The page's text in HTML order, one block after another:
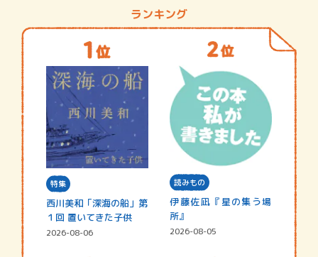
ランキング
特集
西川美和「深海の船」第
１回 置いてきた子供
2026-08-06
読みもの
伊藤佐凪『星の集う場
所』
2026-08-05